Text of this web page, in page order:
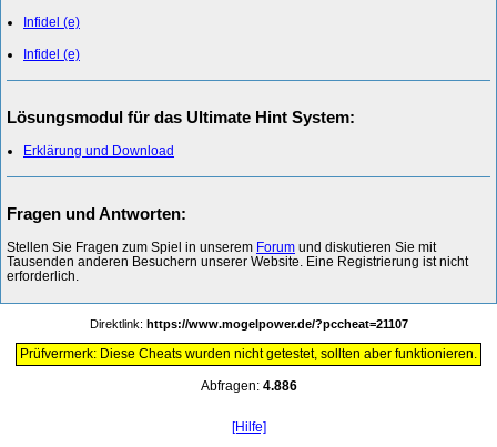
Infidel (e)
Infidel (e)
Lösungsmodul für das Ultimate Hint System:
Erklärung und Download
Fragen und Antworten:
Stellen Sie Fragen zum Spiel in unserem Forum und diskutieren Sie mit
Tausenden anderen Besuchern unserer Website. Eine Registrierung ist nicht
erforderlich.
Direktlink: https://www.mogelpower.de/?pccheat=21107
Prüfvermerk: Diese Cheats wurden nicht getestet, sollten aber funktionieren.
Abfragen: 4.886
[Hilfe]